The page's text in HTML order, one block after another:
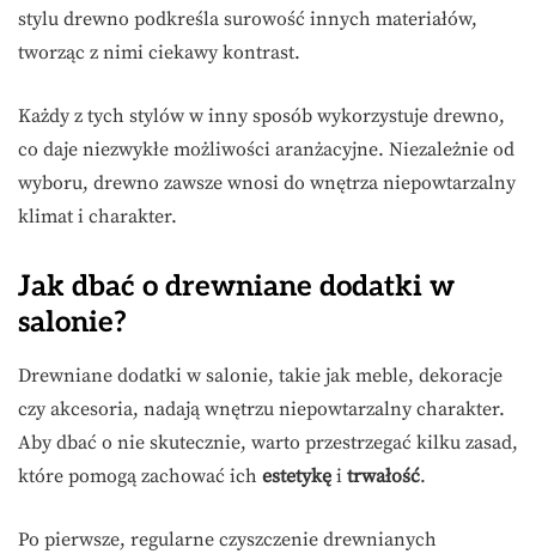
stylu drewno podkreśla surowość innych materiałów,
tworząc z nimi ciekawy kontrast.
Każdy z tych stylów w inny sposób wykorzystuje drewno,
co daje niezwykłe możliwości aranżacyjne. Niezależnie od
wyboru, drewno zawsze wnosi do wnętrza niepowtarzalny
klimat i charakter.
Jak dbać o drewniane dodatki w
salonie?
Drewniane dodatki w salonie, takie jak meble, dekoracje
czy akcesoria, nadają wnętrzu niepowtarzalny charakter.
Aby dbać o nie skutecznie, warto przestrzegać kilku zasad,
które pomogą zachować ich estetykę i trwałość.
Po pierwsze, regularne czyszczenie drewnianych